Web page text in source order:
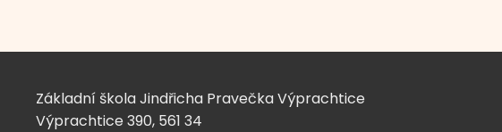
Základní škola Jindřicha Pravečka Výprachtice
Výprachtice 390, 561 34